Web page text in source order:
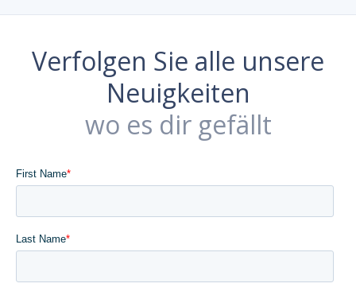
Verfolgen Sie alle unsere
Neuigkeiten
wo es dir gefällt